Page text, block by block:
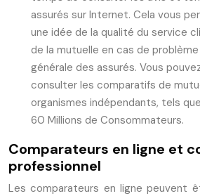
assurés sur Internet. Cela vous
une idée de la qualité du service
de la mutuelle en cas de
générale des assurés. Vous
consulter les comparatifs de
organismes indépendants, tels
60 Millions de Consommateurs.
Comparateurs en ligne et
professionnel
Les comparateurs en ligne peuvent